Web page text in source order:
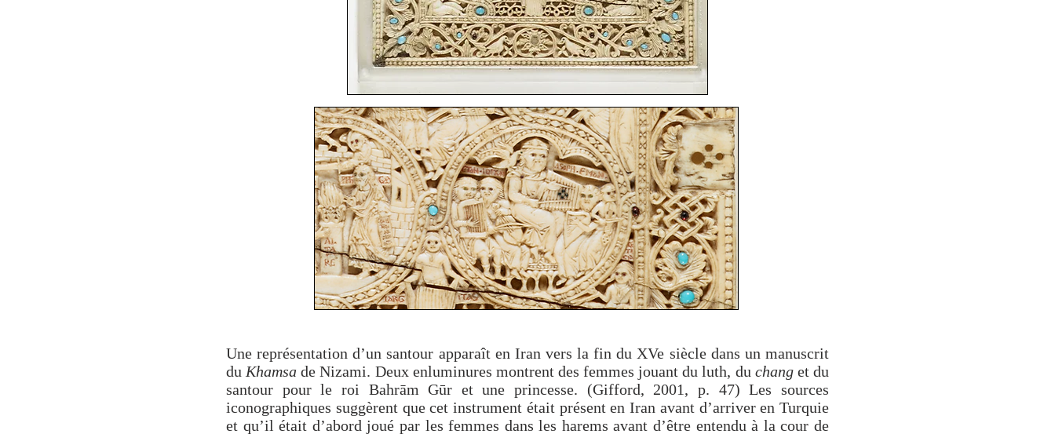
Une représentation d’un santour apparaît en Iran vers la fin du XVe siècle dans un manuscrit
du Khamsa de Nizami. Deux enluminures montrent des femmes jouant du luth, du changet du
santour pour le roi Bahrām Gūr et une princesse. (Gifford, 2001, p. 47) Les sources
iconographiques suggèrent que cet instrument était présent en Iran avant d’arriver en Turquie
et qu’il était d’abord joué par les femmes dans les harems avant d’être entendu à la cour de